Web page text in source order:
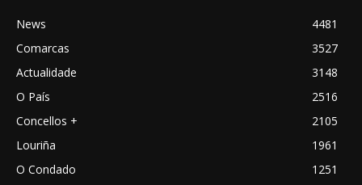
News
4481
Comarcas
3527
Actualidade
3148
O País
2516
Concellos +
2105
Louriña
1961
O Condado
1251